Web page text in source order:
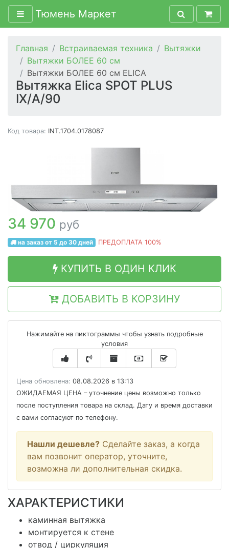
Тюмень Маркет
Главная Встраиваемая техника
Вытяжки
Вытяжки БОЛЕЕ 60 см
Вытяжки БОЛЕЕ 60 см ELICA
Вытяжка Elica SPOT PLUS
IX/A/90
Код товара: INT.1704.0178087
34 970 руб
на заказ от 5 до 30 дней ПРЕДОПЛАТА 100%
КУПИТЬ В ОДИН КЛИК
ДОБАВИТЬ В КОРЗИНУ
Нажимайте на пиктограммы чтобы узнать подробные
условия
Цена обновлена: 08.08.2026 в 13:13
ОЖИДАЕМАЯ ЦЕНА – уточнение цены возможно только
после поступления товара на склад. Дату и время доставки
с вами согласуют по телефону.
Нашли дешевле? Сделайте заказ, а когда
вам позвонит оператор, уточните,
возможна ли дополнительная скидка.
ХАРАКТЕРИСТИКИ
каминная вытяжка
монтируется к стене
отвод / циркуляция